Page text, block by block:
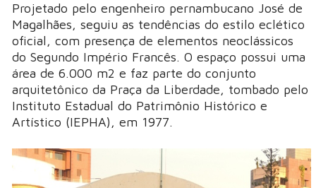
Projetado pelo engenheiro pernambucano José de
Magalhães, seguiu as tendências do estilo eclético
oficial, com presença de elementos neoclássicos
do Segundo Império Francês. O espaço possui uma
área de 6.000 m2 e faz parte do conjunto
arquitetônico da Praça da Liberdade, tombado pelo
Instituto Estadual do Patrimônio Histórico e
Artístico (IEPHA), em 1977.